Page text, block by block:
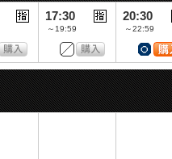
17:30
～19:59
20:30
～22:59